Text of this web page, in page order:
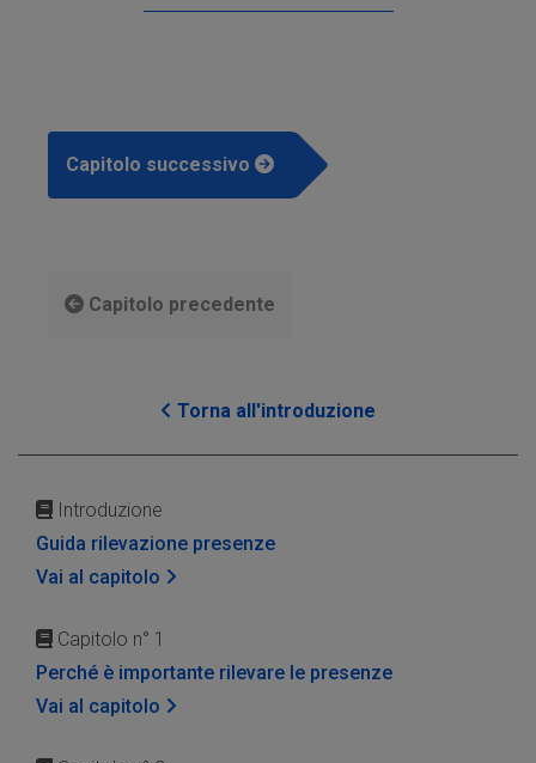
Capitolo successivo
Capitolo precedente
Torna all'introduzione
Introduzione
Guida rilevazione presenze
Vai al capitolo
Capitolo n° 1
Perché è importante rilevare le presenze
Vai al capitolo